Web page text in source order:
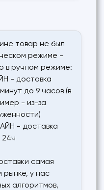
товар не был
режиме -
в ручном режиме:
- доставка
до 9 часов (в
- из-за
- доставка
24ч
самая
рынке, у нас
алгоритмов,